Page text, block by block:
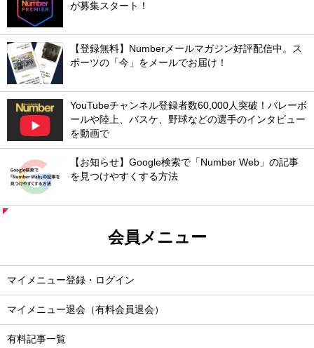
が募集スタート！
【登録無料】Numberメールマガジン好評配信中。ス
ポーツの「今」をメールでお届け！
YouTubeチャンネル登録者数60,000人突破！バレーボ
ールや陸上、バスケ、野球などの選手のインタビュー
を動画で
【お知らせ】Google検索で「Number Web」の記事
を見つけやすくする方法
会員メニュー
マイメニュー登録・ログイン
マイメニュー退会（有料会員退会）
有料記事一覧